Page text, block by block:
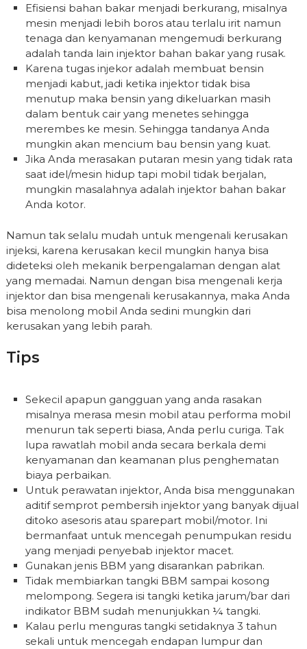
Efisiensi bahan bakar menjadi berkurang, misalnya
mesin menjadi lebih boros atau terlalu irit namun
tenaga dan kenyamanan mengemudi berkurang
adalah tanda lain injektor bahan bakar yang rusak.
Karena tugas injekor adalah membuat bensin
menjadi kabut, jadi ketika injektor tidak bisa
menutup maka bensin yang dikeluarkan masih
dalam bentuk cair yang menetes sehingga
merembes ke mesin. Sehingga tandanya Anda
mungkin akan mencium bau bensin yang kuat.
Jika Anda merasakan putaran mesin yang tidak rata
saat idel/mesin hidup tapi mobil tidak berjalan,
mungkin masalahnya adalah injektor bahan bakar
Anda kotor.
Namun tak selalu mudah untuk mengenali kerusakan
injeksi, karena kerusakan kecil mungkin hanya bisa
dideteksi oleh mekanik berpengalaman dengan alat
yang memadai. Namun dengan bisa mengenali kerja
injektor dan bisa mengenali kerusakannya, maka Anda
bisa menolong mobil Anda sedini mungkin dari
kerusakan yang lebih parah.
Tips
Sekecil apapun gangguan yang anda rasakan
misalnya merasa mesin mobil atau performa mobil
menurun tak seperti biasa, Anda perlu curiga. Tak
lupa rawatlah mobil anda secara berkala demi
kenyamanan dan keamanan plus penghematan
biaya perbaikan.
Untuk perawatan injektor, Anda bisa menggunakan
aditif semprot pembersih injektor yang banyak dijual
ditoko asesoris atau sparepart mobil/motor. Ini
bermanfaat untuk mencegah penumpukan residu
yang menjadi penyebab injektor macet.
Gunakan jenis BBM yang disarankan pabrikan.
Tidak membiarkan tangki BBM sampai kosong
melompong. Segera isi tangki ketika jarum/bar dari
indikator BBM sudah menunjukkan ¼ tangki.
Kalau perlu menguras tangki setidaknya 3 tahun
sekali untuk mencegah endapan lumpur dan